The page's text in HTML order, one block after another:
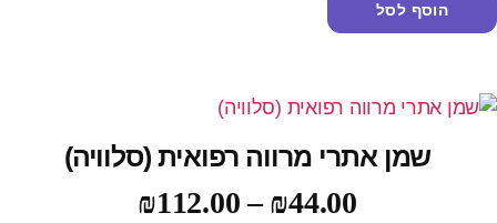
הוסף לסל
שמן אתרי מרווה רפואית (סלוויה)
₪44.00
–
₪112.00